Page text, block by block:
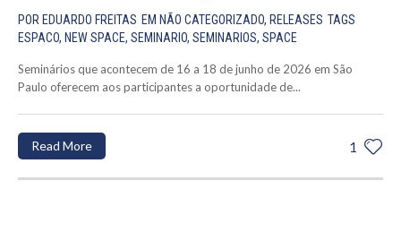
POR EDUARDO FREITAS EM NÃO CATEGORIZADO, RELEASES TAGS
ESPACO, NEW SPACE, SEMINARIO, SEMINARIOS, SPACE
Seminários que acontecem de 16 a 18 de junho de 2026 em São
Paulo oferecem aos participantes a oportunidade de...
1
Read More